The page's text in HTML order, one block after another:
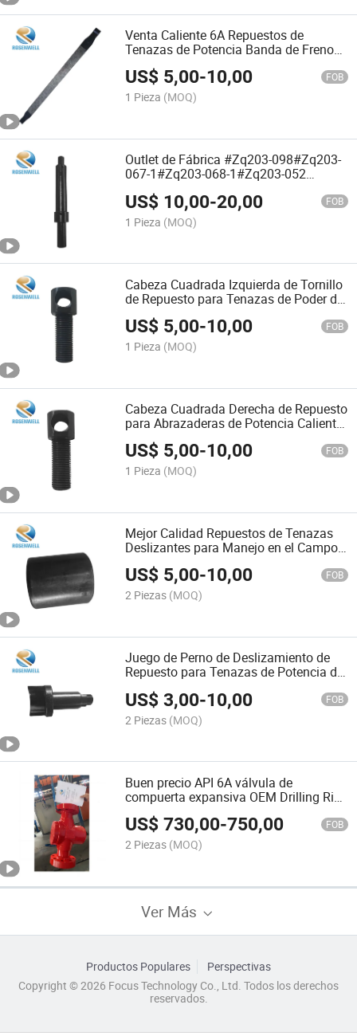
Venta Caliente 6A Repuestos de
Tenazas de Potencia Banda de Freno
para Accesorios de Plataforma
Tools#02-00#Zq203-245#Zq203-067-
1#Zq203-068-1#Zq203-052#Zq203-
064
US$ 5,00-10,00 FOB
1 Pieza (MOQ)
Outlet de Fábrica #Zq203-098#Zq203-
067-1#Zq203-068-1#Zq203-052
Garras de Potencia de Campo Petrolero
Repuestos
US$ 10,00-20,00 FOB
1 Pieza (MOQ)
Cabeza Cuadrada Izquierda de Tornillo
de Repuesto para Tenazas de Poder de
Calidad Superior para Plataforma
Petrolera Accessories#01.06-
04#Zq203-052#Zq203-064#Zq203-
065#Zq203-243
US$ 5,00-10,00 FOB
1 Pieza (MOQ)
Cabeza Cuadrada Derecha de Repuesto
para Abrazaderas de Potencia Caliente
Oilfield#01.06-07#Zq203-052#Zq203-
064#01.06-07
US$ 5,00-10,00 FOB
1 Pieza (MOQ)
Mejor Calidad Repuestos de Tenazas
Deslizantes para Manejo en el Campo
Petrolero Tools#Zq203-247#01.06-
05#0102-20m#0102-13m#X04-11-388
US$ 5,00-10,00 FOB
2 Piezas (MOQ)
Juego de Perno de Deslizamiento de
Repuesto para Tenazas de Potencia de
044#Zq203-046#Zq203-069#Zq203-
072#Zq203-066-1
US$3,00-10,00 FOB
2 Piezas (MOQ)
Buen precio API 6A válvula de
compuerta expansiva OEM Drilling Rig
Accesorios Herramientas de
perforación de cuerpo de válvula
US$730,00-750,00 FOB
2 Piezas (MOQ)
Ver Más
Productos Populares
Perspectivas
Copyright © 2026 Focus Technology Co., Ltd. Todos los derechos
reservados.